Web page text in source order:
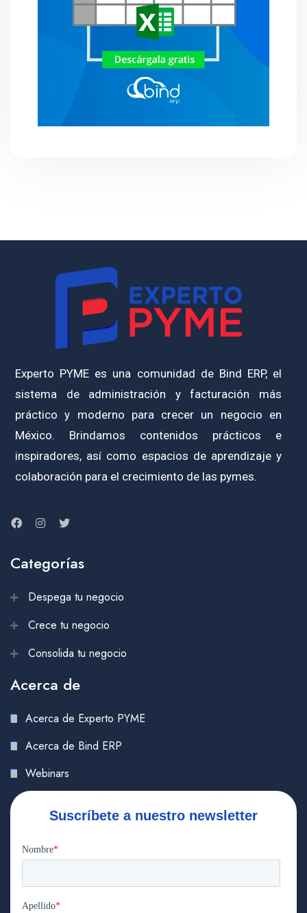
Experto PYME es una comunidad de Bind ERP, el
sistema de administración y facturación más
práctico y moderno para crecer un negocio en
México. Brindamos contenidos prácticos e
inspiradores, así como espacios de aprendizaje y
colaboración para el crecimiento de las pymes.
Categorías
Despega tu negocio
Crece tu negocio
Consolida tu negocio
Acerca de
Acerca de Experto PYME
Acerca de Bind ERP
Webinars
Suscríbete a nuestro newsletter